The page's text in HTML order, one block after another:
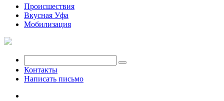
Происшествия
Вкусная Уфа
Мобилизация
Контакты
Написать письмо